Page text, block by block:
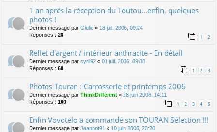
1 an aprés la réception du Toutou...enfin, quelques
photos !
Dernier message par Giulio « 18 juil. 2006, 09:24
Réponses : 28 1 2
Reflet d'argent / intérieur anthracite - En détail
Dernier message par cyril92 « 01 juil. 2006, 09:38
Réponses : 68 1 2 3
Photos Touran : Carrosserie et printemps 2006
Dernier message par ThinkDifferent « 28 juin 2006, 14:11
Réponses : 100 1 2 3 4 5
Enfin Vovotelo a commandé son TOURAN Sélection !!!
Dernier message par Jeannot91 « 10 juin 2006, 23:20